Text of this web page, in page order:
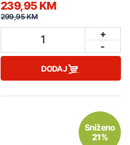
239,95 KM
299,95 KM
1
+
-
DODAJ
Sniženo
21%